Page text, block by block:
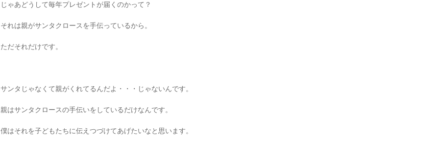
じゃあどうして毎年プレゼントが届くのかって？
それは親がサンタクロースを手伝っているから。
ただそれだけです。
サンタじゃなくて親がくれてるんだよ・・・じゃないんです。
親はサンタクロースの手伝いをしているだけなんです。
僕はそれを子どもたちに伝えつづけてあげたいなと思います。